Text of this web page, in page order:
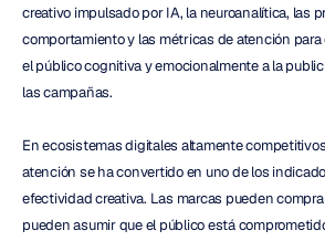
creativo impulsado por IA, la neuroanalítica, las
comportamiento y las métricas de atención
el público cognitiva y emocionalmente a la
las campañas.
En ecosistemas digitales altamente
atención se ha convertido en uno de los
efectividad creativa. Las marcas pueden
pueden asumir que el público está